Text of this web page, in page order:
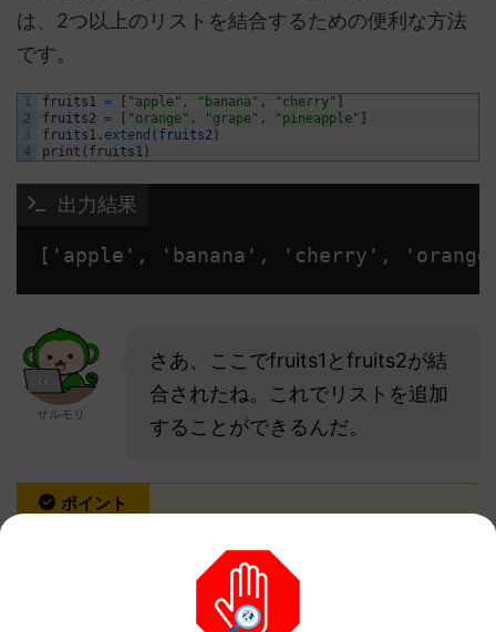
は、2つ以上のリストを結合するための便利な方法
です。
1
2
3
4
fruits1 = "apple" , "banana" , "cherry"
fruits2 = "orange" , "grape" , "pineapple"
fruits1 . extend ( fruits2 )
print ( fruits1 )
出力結果
['apple', 'banana', 'cherry',
サルモリ
さあ、ここでfruits1とfruits2が結
合されたね。これでリストを追加
することができるんだ。
ポイント
extend()メソッドは、リストの末尾に別のリスト（また
は任意のイテラブル）を追加します。